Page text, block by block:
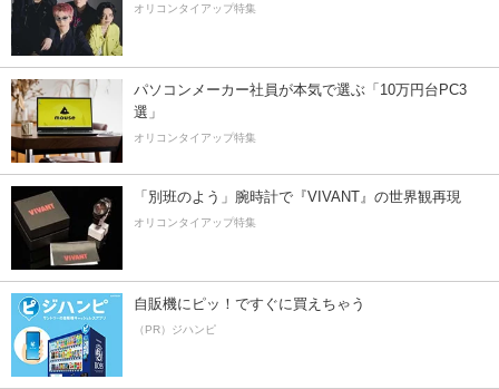
オリコンタイアップ特集
パソコンメーカー社員が本気で選ぶ「10万円台PC3
選」
オリコンタイアップ特集
「別班のよう」腕時計で『VIVANT』の世界観再現
オリコンタイアップ特集
自販機にピッ！ですぐに買えちゃう
（PR）ジハンピ